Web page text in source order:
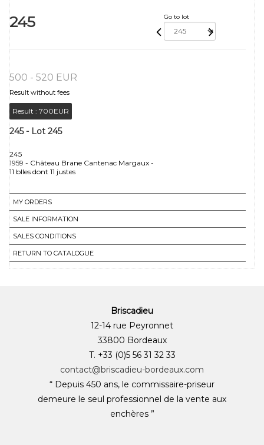
245 Go to lot
500 - 520 EUR
Result without fees
Result : 700EUR
245 - Lot 245
245
1959 - Château Brane Cantenac Margaux -
MY ORDERS
SALE INFORMATION
SALES CONDITIONS
RETURN TO CATALOGUE
Briscadieu
12-14 rue Peyronnet
33800 Bordeaux
T. +33 (0)5 56 31 32 33
contact@briscadieu-bordeaux.com
“ Depuis 450 ans, le commissaire-priseur
demeure le seul professionnel de la vente aux
enchères ”